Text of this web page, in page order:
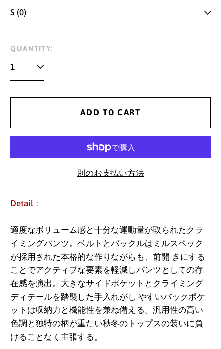
QUANTITY:
ADD TO CART
別のお支払い方法
Detail ：
適度なボリューム感と十分な運動量が取られたクラ
イミングパンツ。ベルトとバックルはミルスペック
が採用された本格的な作りながらも、前開 きにする
ことでアクティブな要素を軽減しパンツとしての存
在感を演出。大きなサイドポケットとクライミング
ディテールを踏襲した手入れがし やすいバックポケ
ットは収納力と機能性を兼ね備える。汎用性の高い
色調と独特の柄が重たい秋冬のトップスの装いに負
けることなく主張する。